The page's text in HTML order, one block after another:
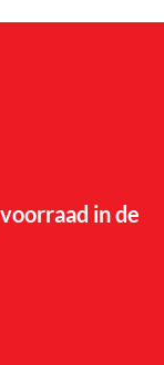
in de